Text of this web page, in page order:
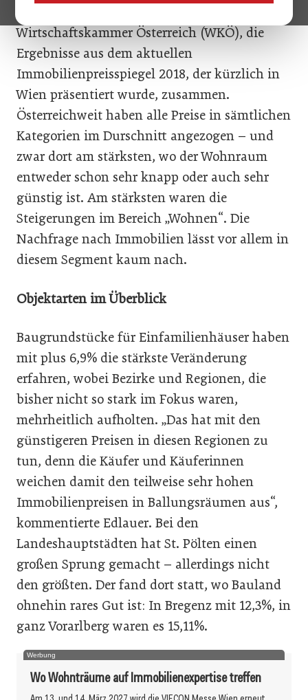
Wirtschaftskammer Österreich (WKÖ), die
Ergebnisse aus dem aktuellen
Immobilienpreisspiegel 2018, der kürzlich in
Wien präsentiert wurde, zusammen.
Österreichweit haben alle Preise in sämtlichen
Kategorien im Durschnitt angezogen – und
zwar dort am stärksten, wo der Wohnraum
entweder schon sehr knapp oder auch sehr
günstig ist. Am stärksten waren die
Steigerungen im Bereich „Wohnen“. Die
Nachfrage nach Immobilien lässt vor allem in
diesem Segment kaum nach.
Objektarten im Überblick
Baugrundstücke für Einfamilienhäuser haben
mit plus 6,9% die stärkste Veränderung
erfahren, wobei Bezirke und Regionen, die
bisher nicht so stark im Fokus waren,
mehrheitlich aufholten. „Das hat mit den
günstigeren Preisen in diesen Regionen zu
tun, denn die Käufer und Käuferinnen
weichen damit den teilweise sehr hohen
Immobilienpreisen in Ballungsräumen aus“,
kommentierte Edlauer. Bei den
Landeshauptstädten hat St. Pölten einen
großen Sprung gemacht – allerdings nicht
den größten. Der fand dort statt, wo Bauland
ohnehin rares Gut ist: In Bregenz mit 12,3%, in
ganz Vorarlberg waren es 15,11%.
Werbung
Wo Wohnträume auf Immobilienexpertise treffen